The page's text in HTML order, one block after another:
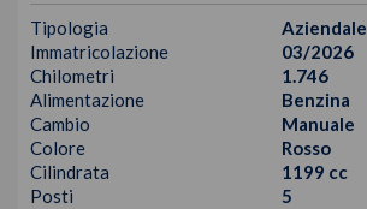
Tipologia
Aziendale
Immatricolazione
03/2026
Chilometri
1.746
Alimentazione
Benzina
Cambio
Manuale
Colore
Rosso
Cilindrata
1199 cc
Posti
5